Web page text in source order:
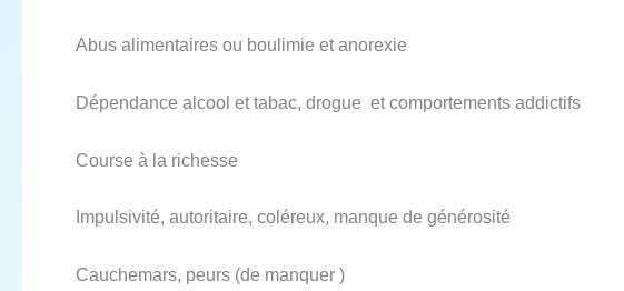
Abus alimentaires ou boulimie et anorexie
Dépendance alcool et tabac, drogue et comportements addictifs
Course à la richesse
Impulsivité, autoritaire, coléreux, manque de générosité
Cauchemars, peurs (de manquer )